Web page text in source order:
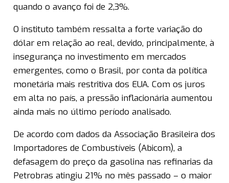
quando o avanço foi de 2,3%.
O instituto também ressalta a forte variação do
dólar em relação ao real, devido, principalmente, à
insegurança no investimento em mercados
emergentes, como o Brasil, por conta da política
monetária mais restritiva dos EUA. Com os juros
em alta no país, a pressão inflacionária aumentou
ainda mais no último período analisado.
De acordo com dados da Associação Brasileira dos
Importadores de Combustíveis (Abicom), a
defasagem do preço da gasolina nas refinarias da
Petrobras atingiu 21% no mês passado – o maior